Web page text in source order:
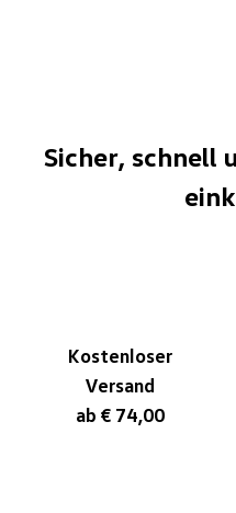
Sicher, schnell
Kostenloser
Versand
ab € 74,00